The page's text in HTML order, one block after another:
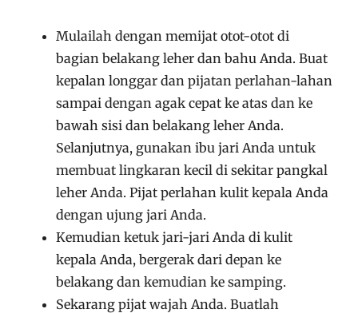
Mulailah dengan memijat otot-otot di
bagian belakang leher dan bahu Anda. Buat
kepalan longgar dan pijatan perlahan-lahan
sampai dengan agak cepat ke atas dan ke
bawah sisi dan belakang leher Anda.
Selanjutnya, gunakan ibu jari Anda untuk
membuat lingkaran kecil di sekitar pangkal
leher Anda. Pijat perlahan kulit kepala Anda
dengan ujung jari Anda.
Kemudian ketuk jari-jari Anda di kulit
kepala Anda, bergerak dari depan ke
belakang dan kemudian ke samping.
Sekarang pijat wajah Anda. Buatlah